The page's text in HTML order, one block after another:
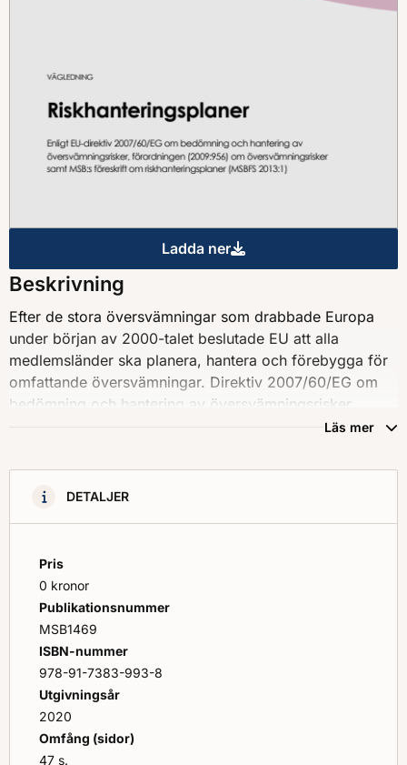
Ladda ner
Vägledning för
Beskrivning
Efter de stora översvämningar som drabbade Europa
under början av 2000-talet beslutade EU att alla
medlemsländer ska planera, hantera och förebygga för
omfattande översvämningar. Direktiv 2007/60/EG om
bedömning och hantering av översvämningsrisker
innebär att hela EU numera arbetar mer systematiskt och
översvämningar. Denna vägledning riktar sig främst till
de 13 länsstyrelser som ansvarar för
Läs mer
DETALJER
Pris
0 kronor
Publikationsnummer
MSB1469
ISBN-nummer
978-91-7383-993-8
Utgivningsår
2020
Omfång (sidor)
47 s.